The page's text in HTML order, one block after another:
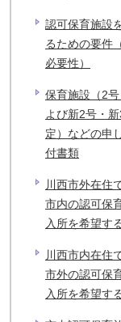
認可保育施設
るための要件
必要性）
保育施設（2
よび新2号・
定）などの申
付書類
川西市外在住
市内の認可保
入所を希望す
川西市内在住
市外の認可保
入所を希望す